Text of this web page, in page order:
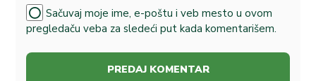
Sačuvaj moje ime, e-poštu i veb mesto u ovom
pregledaču veba za sledeći put kada komentarišem.